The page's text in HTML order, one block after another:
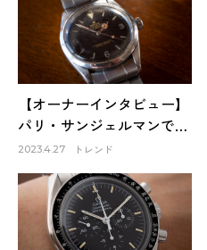
【オーナーインタビュー】
パリ・サンジェルマンで出
会ったロレックスは生涯1
本だけのお気に入り～
HACHIYAクリエイティブデ
ィレクター 蜂谷雅彦
2023.4.27 トレンド